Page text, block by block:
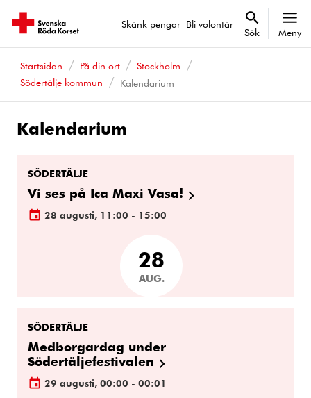
Skänk pengar Bli volontär
Sök Meny
Startsidan På din ort
Stockholm
Södertälje kommun
Kalendarium
Kalendarium
Kalenderhändelser
SÖDERTÄLJE
Vi ses på Ica Maxi Vasa!
28 augusti, 11:00 - 15:00
28
AUG.
SÖDERTÄLJE
Medborgardag under
Södertäljefestivalen
29 augusti, 00:00 - 00:01